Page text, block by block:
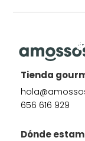
Tienda
656 616 929
Dónde